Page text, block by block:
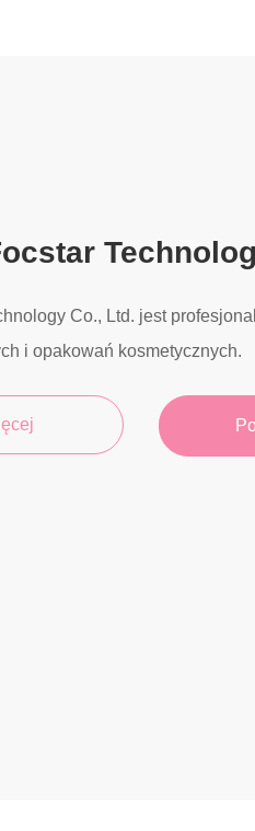
Co., Ltd. jest
i opakowań kosmetycznych.